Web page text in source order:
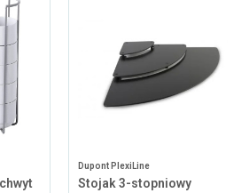
Dupont PlexiLine
Stojak 3-stopniowy